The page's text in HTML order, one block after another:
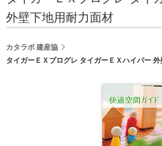
外壁下地用耐力面材
カタラボ 建産協
タイガーＥＸプログレ タイガーＥＸハイパー